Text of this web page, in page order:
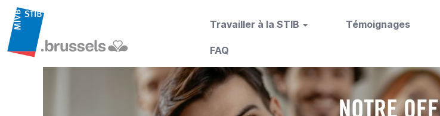
Travailler à la STIB Témoignages
FAQ